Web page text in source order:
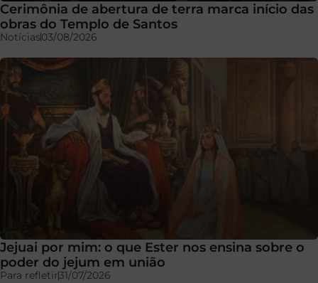
Cerimônia de abertura de terra marca início das
obras do Templo de Santos
Notícias03/08/2026
Jejuai por mim: o que Ester nos ensina sobre o
poder do jejum em união
Para refletir31/07/2026